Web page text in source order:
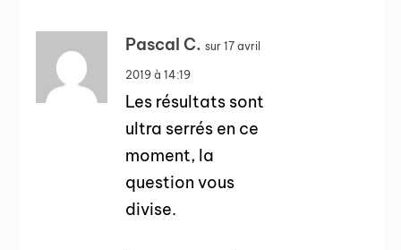
Pascal C. sur 17 avril
2019 à 14:19
Les résultats sont
ultra serrés en ce
moment, la
question vous
divise.